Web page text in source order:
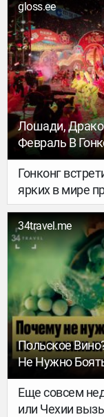
осознанности
тренд или
Эксперты
Prakriti Shakti,
безмятежных
это не просто
фундамент
современного
gloss.ee
Лошади,
Февраль В
Поездки
Гонконг
ярких в мире
года. 17
Ночной парад
Year Night
карнавал
настроения.
как никогда
красками на
подношение
Гонконга и
34travel.me
Польское
Не Нужно
Еще совсем
или Чехии